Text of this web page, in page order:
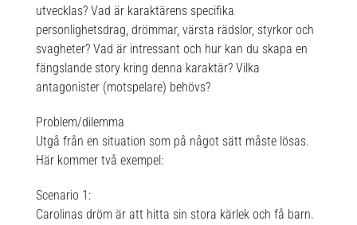
utvecklas? Vad är karaktärens specifika
personlighetsdrag, drömmar, värsta rädslor, styrkor och
svagheter? Vad är intressant och hur kan du skapa en
fängslande story kring denna karaktär? Vilka
antagonister (motspelare) behövs?
Problem/dilemma
Utgå från en situation som på något sätt måste lösas.
Här kommer två exempel:
Scenario 1:
Carolinas dröm är att hitta sin stora kärlek och få barn.